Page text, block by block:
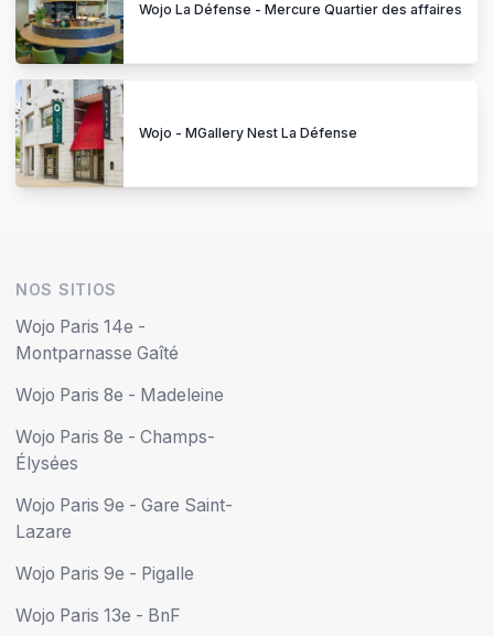
Wojo La Défense - Mercure Quartier des affaires
Wojo - MGallery Nest La Défense
NOS SITIOS
Wojo Paris 14e -
Montparnasse Gaîté
Wojo Paris 8e - Madeleine
Wojo Paris 8e - Champs-
Élysées
Wojo Paris 9e - Gare Saint-
Lazare
Wojo Paris 9e - Pigalle
Wojo Paris 13e - BnF